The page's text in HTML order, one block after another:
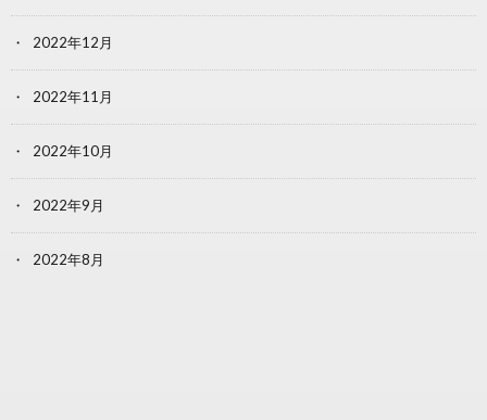
2022年12月
2022年11月
2022年10月
2022年9月
2022年8月